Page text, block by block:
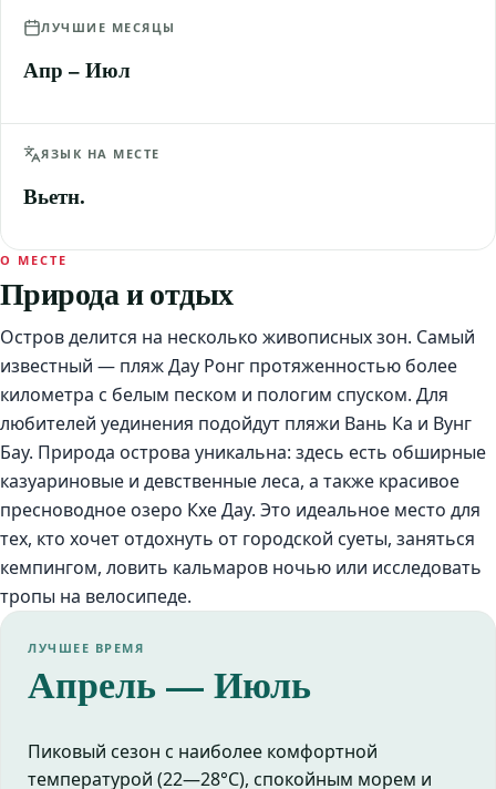
ЛУЧШИЕ МЕСЯЦЫ
Апр – Июл
ЯЗЫК НА МЕСТЕ
Вьетн.
О МЕСТЕ
Природа и отдых
Остров делится на несколько живописных зон. Самый
известный — пляж Дау Ронг протяженностью более
километра с белым песком и пологим спуском. Для
любителей уединения подойдут пляжи Вань Ка и Вунг
Бау. Природа острова уникальна: здесь есть обширные
казуариновые и девственные леса, а также красивое
пресноводное озеро Кхе Дау. Это идеальное место для
тех, кто хочет отдохнуть от городской суеты, заняться
кемпингом, ловить кальмаров ночью или исследовать
тропы на велосипеде.
ЛУЧШЕЕ ВРЕМЯ
Апрель — Июль
Пиковый сезон с наиболее комфортной
температурой (22—28°C), спокойным морем и